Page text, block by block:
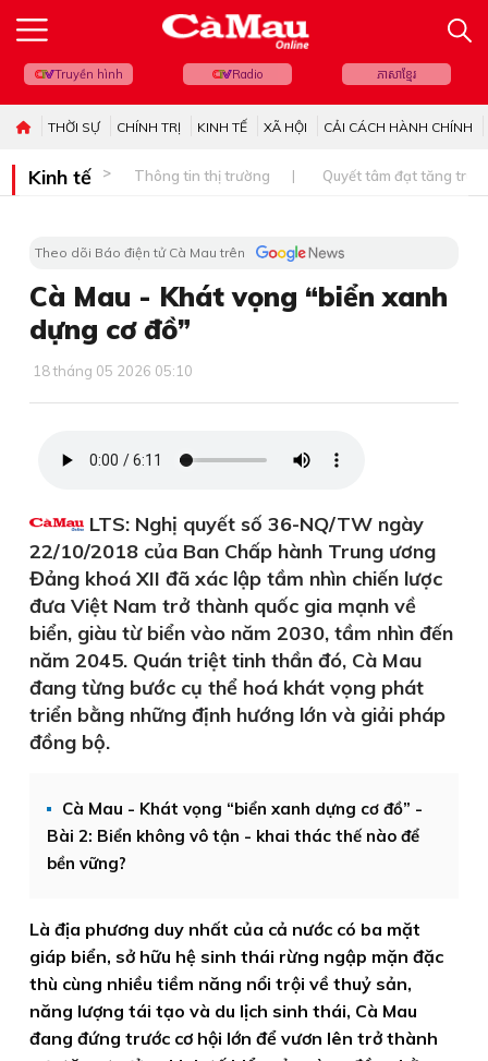
Truyền hình Radio ភាសាខ្មែរ
THỜI SỰ CHÍNH TRỊ KINH TẾ XÃ HỘI CẢI CÁCH HÀNH CHÍNH
Kinh tế Thông tin thị trường Quyết tâm đạt tăng
Theo dõi Báo điện tử Cà Mau trên
Cà Mau - Khát vọng “biển xanh
dựng cơ đồ”
18 tháng 05 2026 05:10
LTS: Nghị quyết số 36-NQ/TW ngày
22/10/2018 của Ban Chấp hành Trung ương
Đảng khoá XII đã xác lập tầm nhìn chiến lược
đưa Việt Nam trở thành quốc gia mạnh về
biển, giàu từ biển vào năm 2030, tầm nhìn đến
năm 2045. Quán triệt tinh thần đó, Cà Mau
đang từng bước cụ thể hoá khát vọng phát
triển bằng những định hướng lớn và giải pháp
đồng bộ.
Cà Mau - Khát vọng “biển xanh dựng cơ đồ” -
Bài 2: Biển không vô tận - khai thác thế nào để
bền vững?
Là địa phương duy nhất của cả nước có ba mặt
giáp biển, sở hữu hệ sinh thái rừng ngập mặn đặc
thù cùng nhiều tiềm năng nổi trội về thuỷ sản,
năng lượng tái tạo và du lịch sinh thái, Cà Mau
đang đứng trước cơ hội lớn để vươn lên trở thành